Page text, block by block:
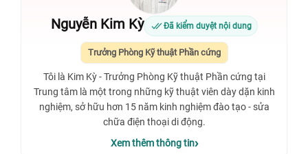
Nguyễn Kim Kỳ Đã kiểm duyệt nội dung
Trưởng Phòng Kỹ thuật Phần cứng
Tôi là Kim Kỳ - Trưởng Phòng Kỹ thuật Phần cứng tại
Trung tâm là một trong những kỹ thuật viên dày dặn kinh
nghiệm, sở hữu hơn 15 năm kinh nghiệm đào tạo - sửa
chữa điện thoại di động.
Xem thêm thông tin